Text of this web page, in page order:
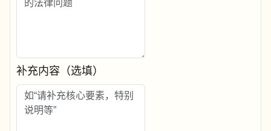
补充内容（选填）